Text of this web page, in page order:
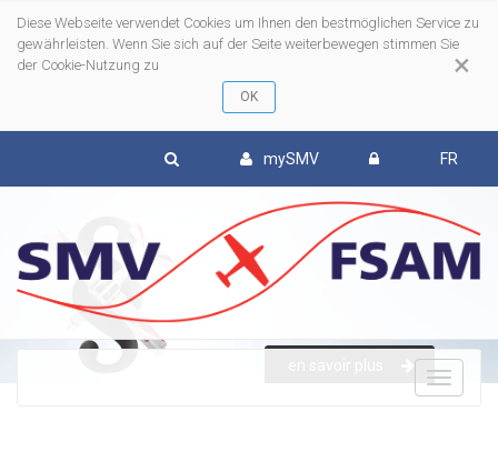
×
Diese Webseite verwendet Cookies um Ihnen den bestmöglichen Service zu
gewährleisten. Wenn Sie sich auf der Seite weiterbewegen stimmen Sie
der Cookie-Nutzung zu
mySMV FR